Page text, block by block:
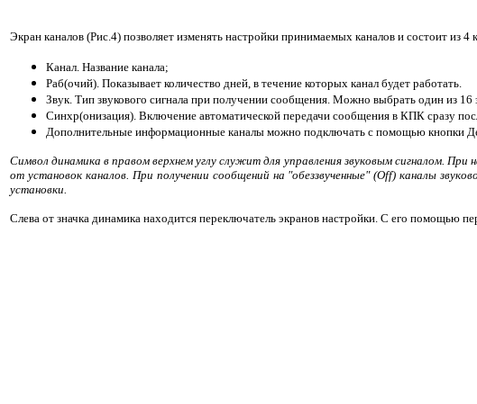
Экран каналов (Рис.4) позволяет изменять настройки принимаемых каналов и состоит из 4
Канал. Название канала;
Раб(очий). Показывает количество дней, в течение которых канал будет работать.
Звук. Тип звукового сигнала при получении сообщения. Можно выбрать один из 16
Синхр(онизация). Включение автоматической передачи сообщения в КПК сразу
Дополнительные информационные каналы можно подключать с помощью кнопки
Символ динамика в правом верхнем углу служит для управления звуковым сигналом.
от установок каналов. При получении сообщений на "обеззвученные" (Off) каналы
установки.
Слева от значка динамика находится переключатель экранов настройки. С его помощью